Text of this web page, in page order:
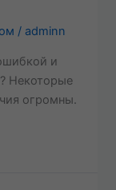
/ adminn
и
Некоторые
огромны.